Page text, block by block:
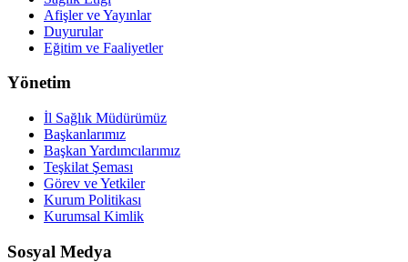
Afişler ve Yayınlar
Duyurular
Eğitim ve Faaliyetler
Yönetim
İl Sağlık Müdürümüz
Başkanlarımız
Başkan Yardımcılarımız
Teşkilat Şeması
Görev ve Yetkiler
Kurum Politikası
Kurumsal Kimlik
Sosyal Medya